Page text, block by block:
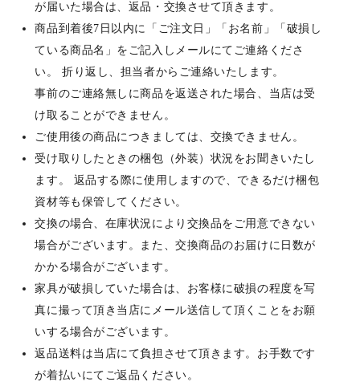
が届いた場合は、返品・交換させて頂きます。
商品到着後7日以内に「ご注文日」「お名前」「破損し
ている商品名」をご記入しメールにてご連絡くださ
い。 折り返し、担当者からご連絡いたします。
事前のご連絡無しに商品を返送された場合、当店は受
け取ることができません。
ご使用後の商品につきましては、交換できません。
受け取りしたときの梱包（外装）状況をお聞きいたし
ます。 返品する際に使用しますので、できるだけ梱包
資材等も保管してください。
交換の場合、在庫状況により交換品をご用意できない
場合がございます。また、交換商品のお届けに日数が
かかる場合がございます。
家具が破損していた場合は、お客様に破損の程度を写
真に撮って頂き当店にメール送信して頂くことをお願
いする場合がございます。
返品送料は当店にて負担させて頂きます。お手数です
が着払いにてご返品ください。